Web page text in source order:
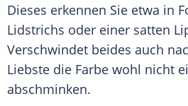
Dieses erkennen Sie etwa in
Lidstrichs oder einer satten
Verschwindet beides auch
Liebste die Farbe wohl nicht
abschminken.